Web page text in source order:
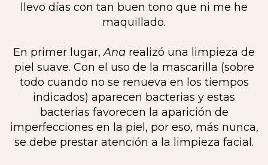
llevo días con tan buen tono que ni me he
maquillado.
En primer lugar,Ana realizó una limpieza de
piel suave. Con el uso de la mascarilla (sobre
todo cuando no se renueva en los tiempos
indicados) aparecen bacterias y estas
bacterias favorecen la aparición de
imperfecciones en la piel, por eso, más nunca,
se debe prestar atención a la limpieza facial.